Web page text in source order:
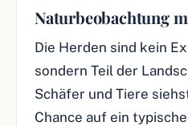
Naturbeobachtung
Die Herden sind kein
sondern Teil der
Schäfer und Tiere
Chance auf ein